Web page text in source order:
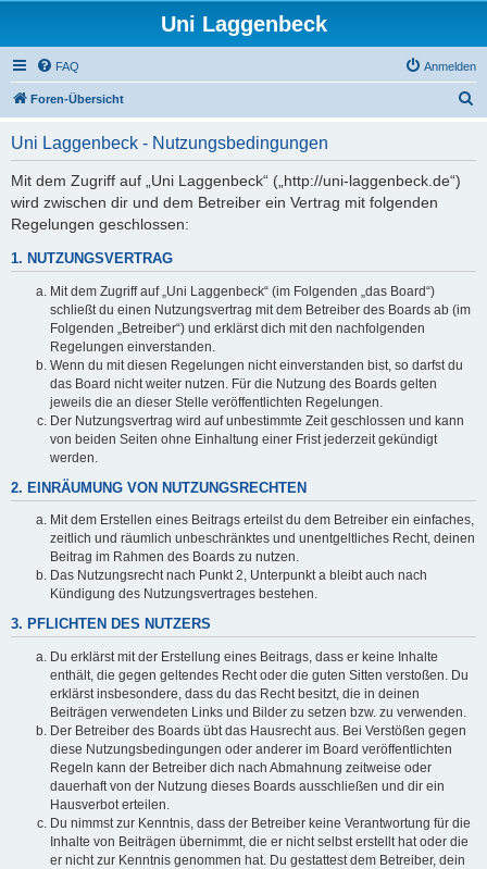
Uni Laggenbeck
FAQ Anmelden
Foren-Übersicht
Uni Laggenbeck - Nutzungsbedingungen
Mit dem Zugriff auf „Uni Laggenbeck“ („http://uni-laggenbeck.de“)
wird zwischen dir und dem Betreiber ein Vertrag mit folgenden
Regelungen geschlossen:
1. NUTZUNGSVERTRAG
Mit dem Zugriff auf „Uni Laggenbeck“ (im Folgenden „das Board“)
schließt du einen Nutzungsvertrag mit dem Betreiber des Boards ab (im
Folgenden „Betreiber“) und erklärst dich mit den nachfolgenden
Regelungen einverstanden.
Wenn du mit diesen Regelungen nicht einverstanden bist, so darfst du
das Board nicht weiter nutzen. Für die Nutzung des Boards gelten
jeweils die an dieser Stelle veröffentlichten Regelungen.
Der Nutzungsvertrag wird auf unbestimmte Zeit geschlossen und kann
von beiden Seiten ohne Einhaltung einer Frist jederzeit gekündigt
werden.
2. EINRÄUMUNG VON NUTZUNGSRECHTEN
Mit dem Erstellen eines Beitrags erteilst du dem Betreiber ein einfaches,
zeitlich und räumlich unbeschränktes und unentgeltliches Recht, deinen
Beitrag im Rahmen des Boards zu nutzen.
Das Nutzungsrecht nach Punkt 2, Unterpunkt a bleibt auch nach
Kündigung des Nutzungsvertrages bestehen.
3. PFLICHTEN DES NUTZERS
Du erklärst mit der Erstellung eines Beitrags, dass er keine Inhalte
enthält, die gegen geltendes Recht oder die guten Sitten verstoßen. Du
erklärst insbesondere, dass du das Recht besitzt, die in deinen
Beiträgen verwendeten Links und Bilder zu setzen bzw. zu verwenden.
Der Betreiber des Boards übt das Hausrecht aus. Bei Verstößen gegen
diese Nutzungsbedingungen oder anderer im Board veröffentlichten
Regeln kann der Betreiber dich nach Abmahnung zeitweise oder
dauerhaft von der Nutzung dieses Boards ausschließen und dir ein
Hausverbot erteilen.
Du nimmst zur Kenntnis, dass der Betreiber keine Verantwortung für die
Inhalte von Beiträgen übernimmt, die er nicht selbst erstellt hat oder die
er nicht zur Kenntnis genommen hat. Du gestattest dem Betreiber, dein